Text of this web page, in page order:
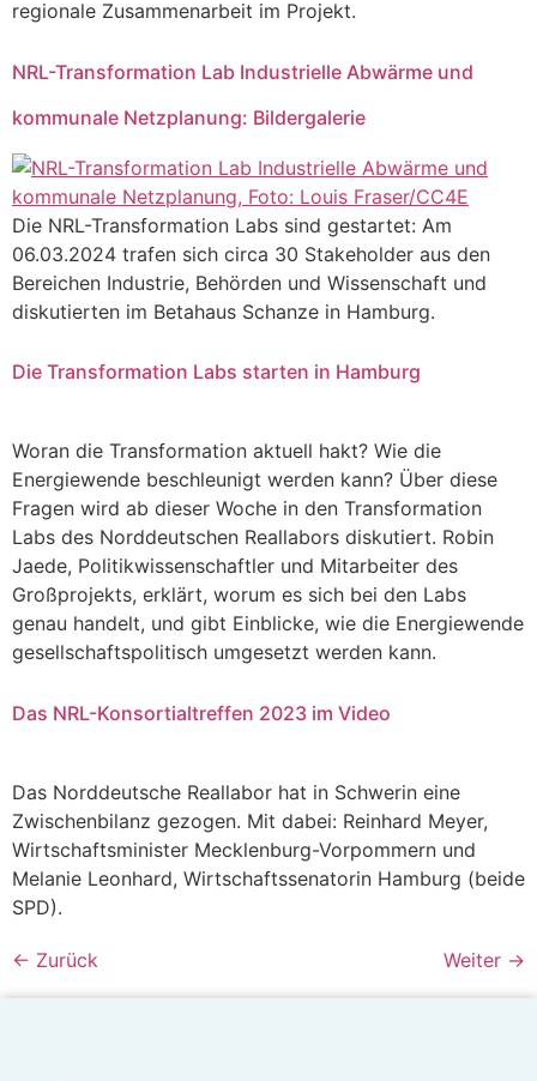
regionale Zusammenarbeit im Projekt.
NRL-Transformation Lab Industrielle Abwärme und
kommunale Netzplanung: Bildergalerie
Die NRL-Transformation Labs sind gestartet: Am
06.03.2024 trafen sich circa 30 Stakeholder aus den
Bereichen Industrie, Behörden und Wissenschaft und
diskutierten im Betahaus Schanze in Hamburg.
Die Transformation Labs starten in Hamburg
Woran die Transformation aktuell hakt? Wie die
Energiewende beschleunigt werden kann? Über diese
Fragen wird ab dieser Woche in den Transformation
Labs des Norddeutschen Reallabors diskutiert. Robin
Jaede, Politikwissenschaftler und Mitarbeiter des
Großprojekts, erklärt, worum es sich bei den Labs
genau handelt, und gibt Einblicke, wie die Energiewende
gesellschaftspolitisch umgesetzt werden kann.
Das NRL-Konsortialtreffen 2023 im Video
Das Norddeutsche Reallabor hat in Schwerin eine
Zwischenbilanz gezogen. Mit dabei: Reinhard Meyer,
Wirtschaftsminister Mecklenburg-Vorpommern und
Melanie Leonhard, Wirtschaftssenatorin Hamburg (beide
SPD).
← Zurück Weiter →